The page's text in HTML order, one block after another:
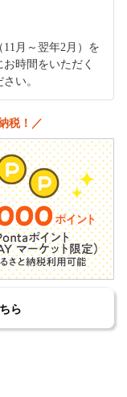
月～翌年2月）を
時間をいただく
い。
税！／
ら